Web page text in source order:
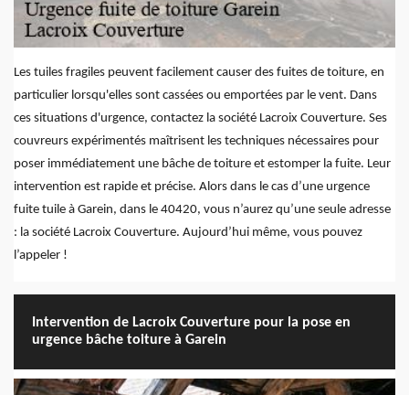
Les tuiles fragiles peuvent facilement causer des fuites de toiture, en
particulier lorsqu'elles sont cassées ou emportées par le vent. Dans
ces situations d'urgence, contactez la société Lacroix Couverture. Ses
couvreurs expérimentés maîtrisent les techniques nécessaires pour
poser immédiatement une bâche de toiture et estomper la fuite. Leur
intervention est rapide et précise. Alors dans le cas d’une urgence
fuite tuile à Garein, dans le 40420, vous n’aurez qu’une seule adresse
: la société Lacroix Couverture. Aujourd’hui même, vous pouvez
l’appeler !
Intervention de Lacroix Couverture pour la pose en
urgence bâche toiture à Garein